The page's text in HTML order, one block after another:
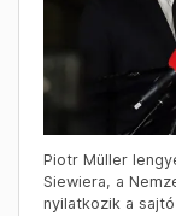
Piotr Müller
Siewiera, a
nyilatkozik a